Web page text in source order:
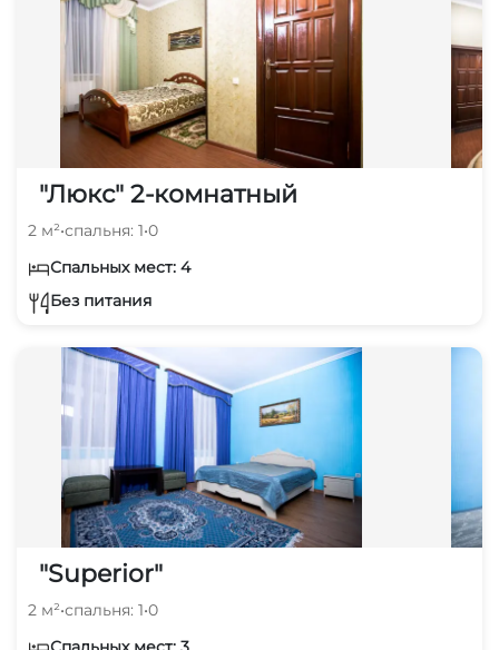
"Люкс" 2-комнатный
2 м²•спальня: 1•0
Спальных мест: 4
Без питания
"Superior"
2 м²•спальня: 1•0